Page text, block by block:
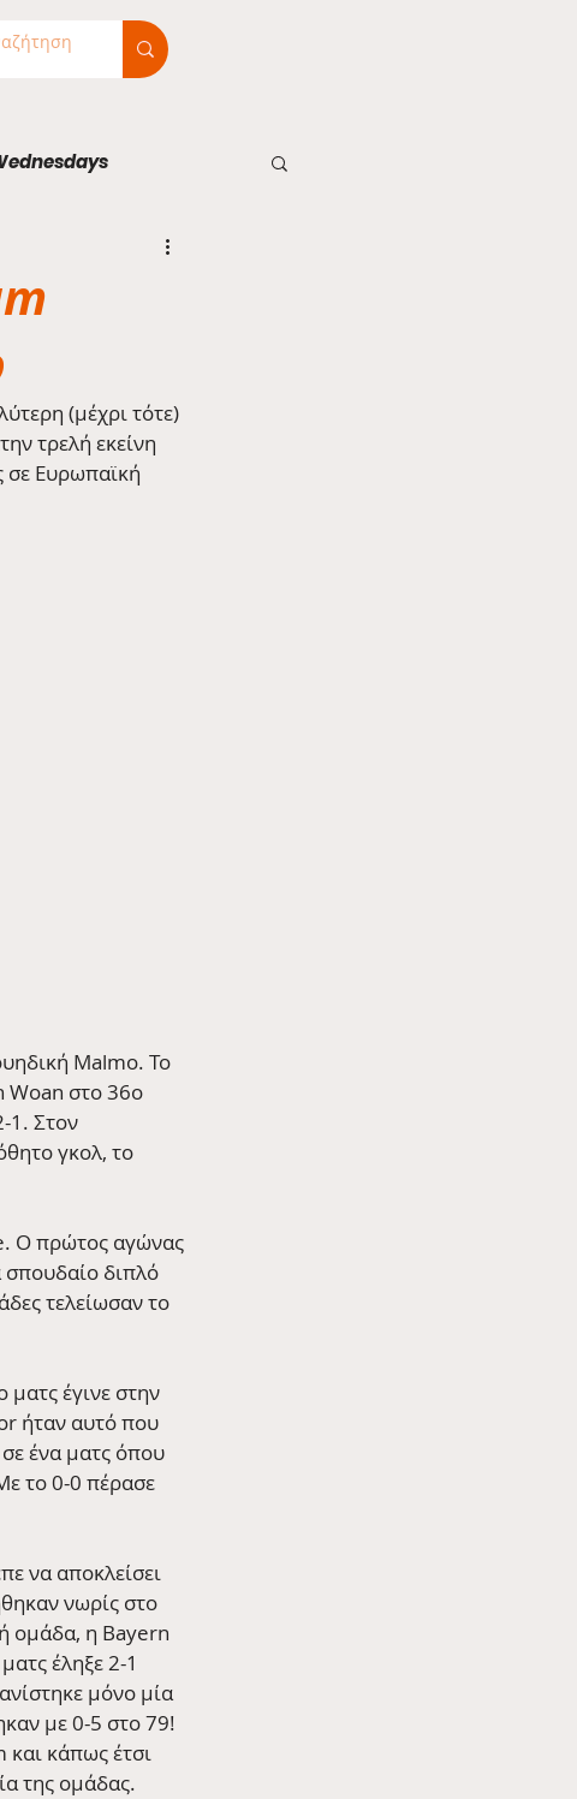
(μέχρι τότε)
τρελή εκείνη
σε Ευρωπαϊκή
Malmo. Το
Woan στο 36ο
1. Στον
γκολ, το
Ο πρώτος αγώνας
σπουδαίο διπλό
τελείωσαν το
έγινε στην
ήταν αυτό που
ένα ματς όπου
το 0-0 πέρασε
να αποκλείσει
νωρίς στο
ομάδα, η Bayern
έληξε 2-1
μόνο μία
με 0-5 στο 79!
και κάπως έτσι
της ομάδας.